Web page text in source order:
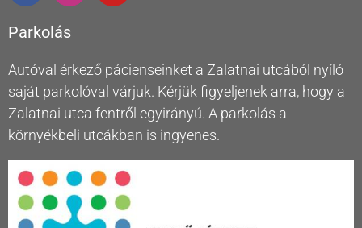
Parkolás
Autóval érkező pácienseinket a Zalatnai utcából nyíló
saját parkolóval várjuk. Kérjük figyeljenek arra, hogy a
Zalatnai utca fentről egyirányú. A parkolás a
környékbeli utcákban is ingyenes.